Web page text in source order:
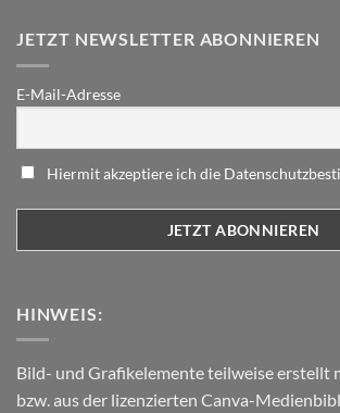
JETZT NEWSLETTER ABONNIEREN
E-Mail-Adresse
Hiermit akzeptiere ich die
HINWEIS:
Bild- und Grafikelemente teilweise erstellt
bzw. aus der lizenzierten Canva-